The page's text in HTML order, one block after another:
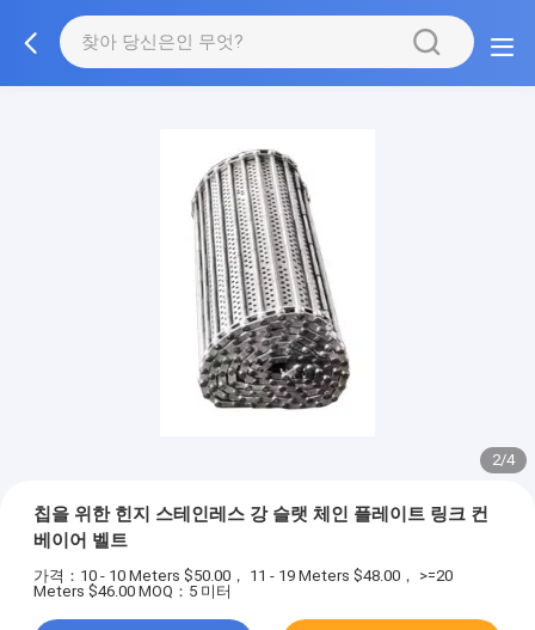
2/4
칩을 위한 힌지 스테인레스 강 슬랫 체인 플레이트 링크 컨
베이어 벨트
가격：10 - 10 Meters $50.00， 11 - 19 Meters $48.00， >=20
Meters $46.00 MOQ：5 미터